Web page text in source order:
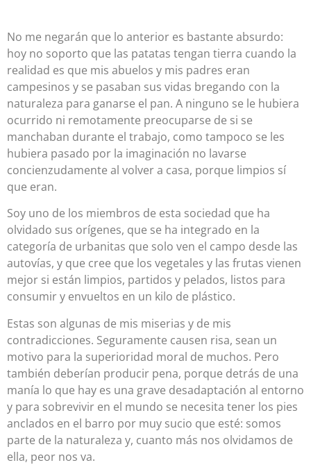
No me negarán que lo anterior es bastante absurdo:
hoy no soporto que las patatas tengan tierra cuando la
realidad es que mis abuelos y mis padres eran
campesinos y se pasaban sus vidas bregando con la
naturaleza para ganarse el pan. A ninguno se le hubiera
ocurrido ni remotamente preocuparse de si se
manchaban durante el trabajo, como tampoco se les
hubiera pasado por la imaginación no lavarse
concienzudamente al volver a casa, porque limpios sí
que eran.
Soy uno de los miembros de esta sociedad que ha
olvidado sus orígenes, que se ha integrado en la
categoría de urbanitas que solo ven el campo desde las
autovías, y que cree que los vegetales y las frutas vienen
mejor si están limpios, partidos y pelados, listos para
consumir y envueltos en un kilo de plástico.
Estas son algunas de mis miserias y de mis
contradicciones. Seguramente causen risa, sean un
motivo para la superioridad moral de muchos. Pero
también deberían producir pena, porque detrás de una
manía lo que hay es una grave desadaptación al entorno
y para sobrevivir en el mundo se necesita tener los pies
anclados en el barro por muy sucio que esté: somos
parte de la naturaleza y, cuanto más nos olvidamos de
ella, peor nos va.